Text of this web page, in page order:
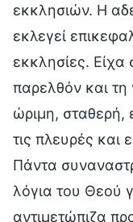
εκκλησιών. Η
εκλεγεί
εκκλησίες. Είχα
παρελθόν και
ώριμη, σταθερή,
τις πλευρές και
Πάντα
λόγια του Θεού
αντιμετώπιζα